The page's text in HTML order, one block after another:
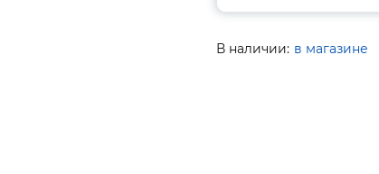
В наличии: в магазине